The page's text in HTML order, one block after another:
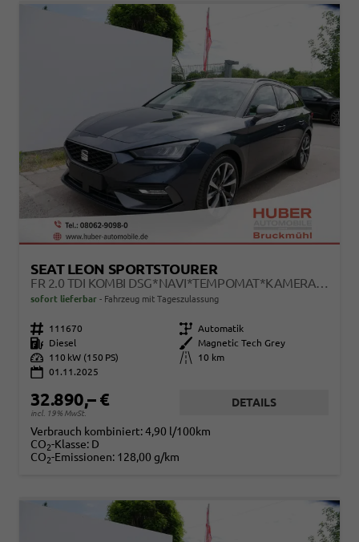
SEAT LEON SPORTSTOURER
FR 2.0 TDI KOMBI DSG*NAVI*TEMPOMAT*KAMERA*KEYLESS-GO*VIRTUAL COCKPIT*
sofort lieferbar Fahrzeug mit Tageszulassung
Fahrzeugnr. 111670 Getriebe Automatik
Kraftstoff
Diesel Außenfarbe
Magnetic Tech Grey
Leistung
110 kW (150 PS) Kilometerstand
10 km
01.11.2025
32.890,– €
incl. 19% MwSt.
DETAILS
Verbrauch kombiniert:4,90 l/100km
CO2-Klasse: D
CO2-Emissionen: 128,00 g/km